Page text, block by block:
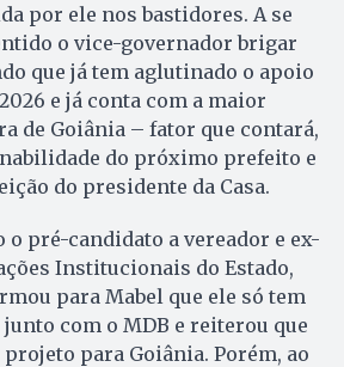
por ele nos bastidores. A se
o vice-governador brigar
que já tem aglutinado o apoio
e já conta com a maior
de Goiânia – fator que contará,
do próximo prefeito e
do presidente da Casa.
o pré-candidato a vereador e ex-
Institucionais do Estado,
para Mabel que ele só tem
com o MDB e reiterou que
para Goiânia. Porém, ao